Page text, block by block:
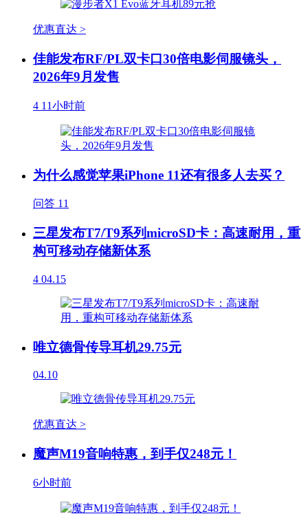
优惠直达 >
佳能发布RF/PL双卡口30倍电影伺服镜头，
2026年9月发售
4 11小时前
为什么感觉苹果iPhone 11还有很多人去买？
问答 11
三星发布T7/T9系列microSD卡：高速耐用，重
构可移动存储新体系
4 04.15
唯立德骨传导耳机29.75元
04.10
优惠直达 >
魔声M19音响特惠，到手仅248元！
6小时前